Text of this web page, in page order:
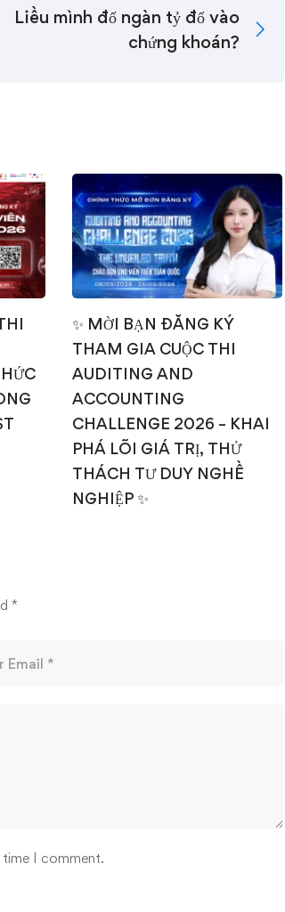
Liều mình đổ ngàn tỷ đổ vào
chứng khoán?
✨ MỜI BẠN ĐĂNG KÝ
THAM GIA CUỘC THI
AUDITING AND
ACCOUNTING
CHALLENGE 2026 – KHAI
PHÁ LÕI GIÁ TRỊ, THỬ
THÁCH TƯ DUY NGHỀ
NGHIỆP ✨
*
time I comment.